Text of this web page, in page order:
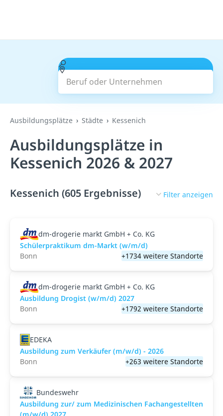
Beruf oder Unternehmen
Suchen
Ausbildungsplätze Städte Kessenich
Ausbildungsplätze in
Kessenich 2026 & 2027
Kessenich (605 Ergebnisse) Filter anzeigen
dm-drogerie markt GmbH + Co. KG
Schülerpraktikum dm-Markt (w/m/d)
Bonn
+1734 weitere Standorte
dm-drogerie markt GmbH + Co. KG
Ausbildung Drogist (w/m/d) 2027
Bonn
+1792 weitere Standorte
EDEKA
Ausbildung zum Verkäufer (m/w/d) - 2026
Bonn
+263 weitere Standorte
Bundeswehr
Ausbildung zur/ zum Medizinischen Fachangestellten